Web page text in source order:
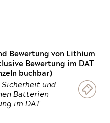
Bewertung von Lithium
Bewertung im DAT
buchbar)
Sicherheit und
Batterien
im DAT